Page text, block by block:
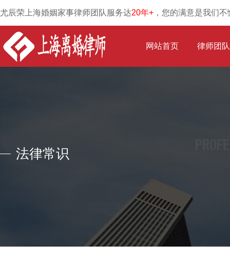
尤辰荣上海婚姻家事律师团队服务达20年+ ，您的满意是我们
网站首页 律师团队
法律常识